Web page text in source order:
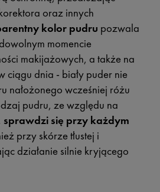
oraz innych
kolor pudru pozwala
momencie
makijażowych, a także na
ciągu dnia - biały puder nie
nałożonego wcześniej różu
pudru, ze względu na
sprawdzi się przy każdym
przy skórze tłustej i
działanie silnie kryjącego